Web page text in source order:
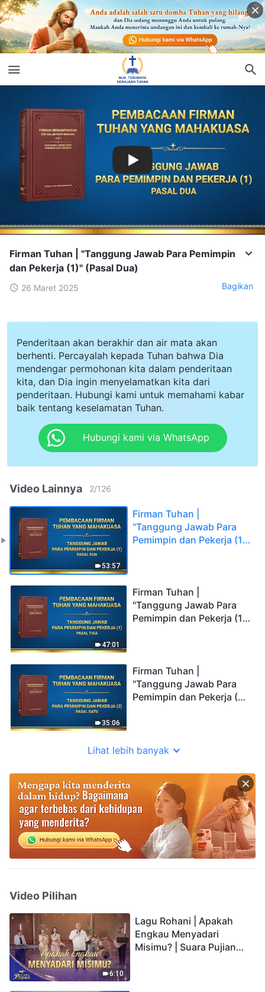
Firman Tuhan | "Tanggung Jawab Para Pemimpin
dan Pekerja (1)" (Pasal Dua)
26 Maret 2025 Bagikan
Penderitaan akan berakhir dan air mata akan
berhenti. Percayalah kepada Tuhan bahwa Dia
mendengar permohonan kita dalam penderitaan
kita, dan Dia ingin menyelamatkan kita dari
penderitaan. Hubungi kami untuk memahami kabar
baik tentang keselamatan Tuhan.
Hubungi kami via WhatsApp
Video Lainnya 2/126
53:57
Firman Tuhan |
"Tanggung Jawab Para
Pemimpin dan Pekerja (1)"
47:01
Firman Tuhan |
"Tanggung Jawab Para
Pemimpin dan Pekerja (1)"
35:06
Firman Tuhan |
"Tanggung Jawab Para
Pemimpin dan Pekerja (2)"
Lihat lebih banyak
Video Pilihan
6:10
Lagu Rohani | Apakah
Engkau Menyadari
Misimu? | Suara Pujian